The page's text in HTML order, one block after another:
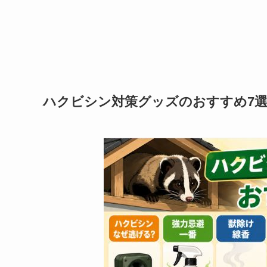
ハクビシン対策グッズのおすすめ7選